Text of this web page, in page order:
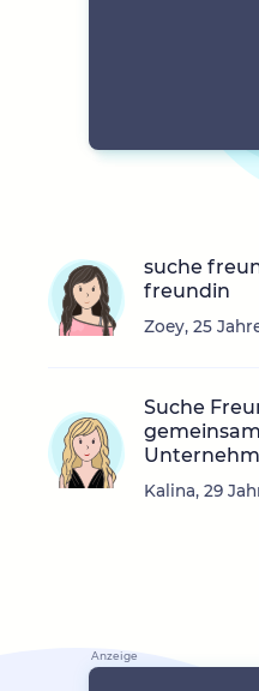
suche
freundin
Zoey, 25
Suche
Kalina, 29